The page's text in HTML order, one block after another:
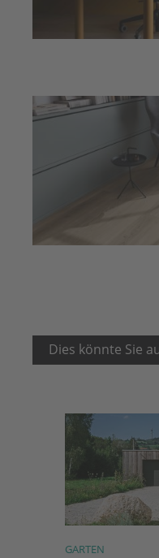
Dies könnte Sie
GARTEN